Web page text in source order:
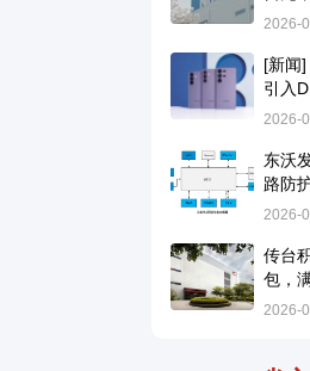
2026-
[新闻
引入
独家
2026-
东沃
路防
2026-
传台
包，
2026-